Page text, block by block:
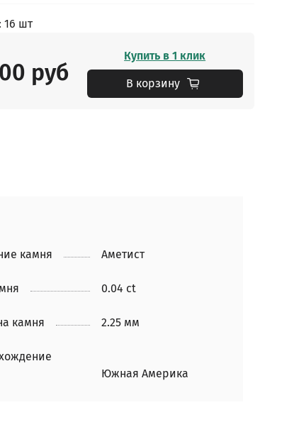
16 шт
руб
Купить в 1 клик
В корзину
камня Аметист
0.04 ct
камня 2.25 мм
Южная Америка